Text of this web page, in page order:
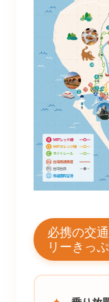
必携の交
リーきっ